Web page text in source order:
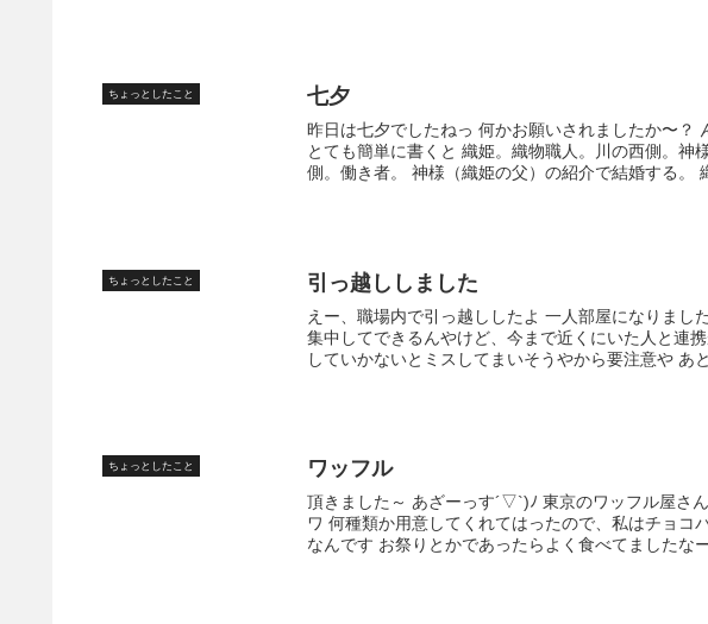
ちょっとしたこと 七夕
昨日は七夕でしたねっ 何かお願いされましたか〜？
とても簡単に書くと 織姫。織物職人。川の西側。神
側。働き者。 神様（織姫の父）の紹介で結婚する。
ちょっとしたこと 引っ越ししました
えー、職場内で引っ越ししたよ 一人部屋になりま
集中してできるんやけど、今まで近くにいた人と連
していかないとミスしてまいそうやから要注意や あ
ちょっとしたこと ワッフル
頂きました～ あざーっす´▽`)ﾉ 東京のワッフル屋さ
ワ 何種類か用意してくれてはったので、私はチョコ
なんです お祭りとかであったらよく食べてましたな